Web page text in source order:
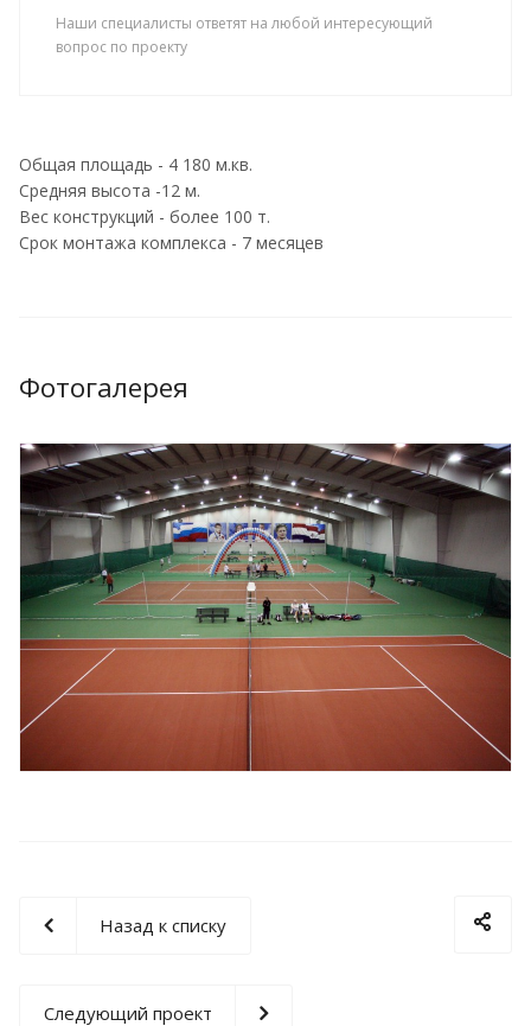
Наши специалисты ответят на любой интересующий
вопрос по проекту
Общая площадь - 4 180 м.кв.
Средняя высота -12 м.
Вес конструкций - более 100 т.
Срок монтажа комплекса - 7 месяцев
Фотогалерея
Назад к списку
Следующий проект